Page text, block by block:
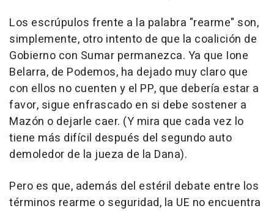
Los escrúpulos frente a la palabra "rearme" son,
simplemente, otro intento de que la coalición de
Gobierno con Sumar permanezca. Ya que Ione
Belarra, de Podemos, ha dejado muy claro que
con ellos no cuenten y el PP, que debería estar a
favor, sigue enfrascado en si debe sostener a
Mazón o dejarle caer. (Y mira que cada vez lo
tiene más difícil después del segundo auto
demoledor de la jueza de la Dana).
Pero es que, además del estéril debate entre los
términos rearme o seguridad, la UE no encuentra